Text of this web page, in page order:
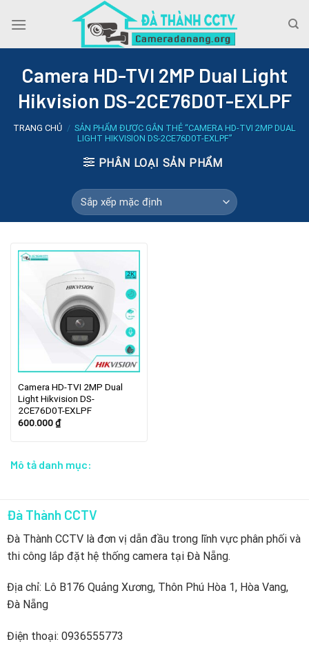
Camera HD-TVI 2MP Dual Light
Hikvision DS-2CE76D0T-EXLPF
TRANG CHỦ / SẢN PHẨM ĐƯỢC GẮN THẺ “CAMERA HD-TVI 2MP DUAL
LIGHT HIKVISION DS-2CE76D0T-EXLPF”
PHÂN LOẠI SẢN PHẨM
Camera HD-TVI 2MP Dual
Light Hikvision DS-
2CE76D0T-EXLPF
600.000₫
Mô tả danh mục:
Đà Thành CCTV
Đà Thành CCTV là đơn vị dẫn đầu trong lĩnh vực phân phối và
thi công lắp đặt hệ thống camera tại Đà Nẵng.
Địa chỉ: Lô B176 Quảng Xương, Thôn Phú Hòa 1, Hòa Vang,
Đà Nẵng
Điện thoại: 0936555773